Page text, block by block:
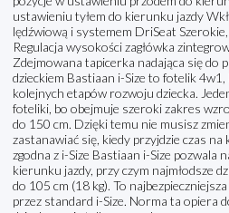
ustawieniu tyłem do kierunku jazdy
lędźwiową i systemem DriSeat
Regulacja wysokości zagłówka
Zdejmowana tapicerka nadająca się do
dzieckiem Bastiaan i-Size to fotelik
kolejnych etapów rozwoju dziecka.
foteliki, bo obejmuje szeroki zakres
do 150 cm. Dzięki temu nie musisz
zastanawiać się, kiedy przyjdzie czas na
zgodna z i-Size Bastiaan i-Size pozwala
kierunku jazdy, przy czym najmłodsze
do 105 cm (18 kg). To
przez standard i-Size. Norma ta opiera